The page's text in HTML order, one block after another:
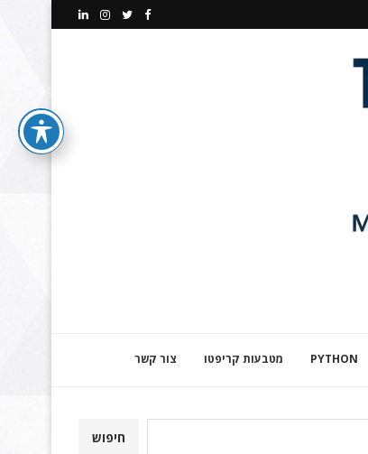
PYTHON מטבעות קריפטו צור קשר
חיפוש